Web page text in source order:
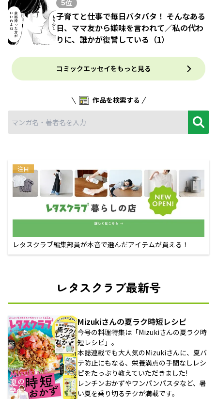
5位
子育てと仕事で毎日バタバタ！ そんなある
日、ママ友から嫌味を言われて／私の代わ
りに、誰かが復讐している（1）
コミックエッセイをもっと見る
作品を検索する
注目
レタスクラブ編集部員が本音で選んだアイテムが買える！
レタスクラブ最新号
Mizukiさんの夏ラク時短レシピ
今号の料理特集は「Mizukiさんの夏ラク時
短レシピ」。
本誌連載でも大人気のMizukiさんに、夏バ
テ防止にもなる、栄養満点の手間なしレシ
ピをたっぷり教えていただきました!
レンチンおかずやワンパンパスタなど、暑
い夏を乗り切るテクが満載です。